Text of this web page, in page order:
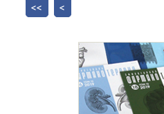
<< <